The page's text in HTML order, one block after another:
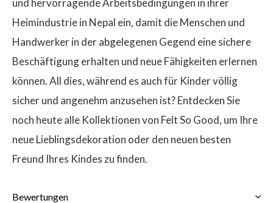
und hervorragende Arbeitsbedingungen in ihrer
Heimindustrie in Nepal ein, damit die Menschen und
Handwerker in der abgelegenen Gegend eine sichere
Beschäftigung erhalten und neue Fähigkeiten erlernen
können. All dies, während es auch für Kinder völlig
sicher und angenehm anzusehen ist? Entdecken Sie
noch heute alle Kollektionen von Felt So Good, um Ihre
neue Lieblingsdekoration oder den neuen besten
Freund Ihres Kindes zu finden.
Bewertungen